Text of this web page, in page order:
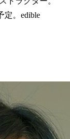
定。edible